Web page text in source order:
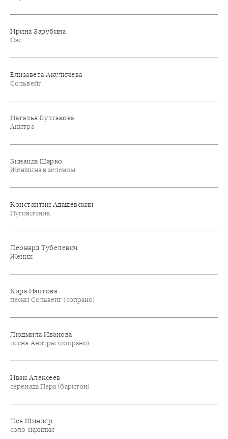
Ирина Зарубина
Озе
Елизавета Акуличева
Сольвейг
Наталья Булгакова
Анитра
Зинаида Шарко
Женщина в зеленом
Константин Адашевский
Пуговичник
Леонард Тубелевич
Жених
Кира Изотова
песни Сольвейг (сопрано)
Людмила Иванова
песня Анитры (сопрано)
Иван Алексеев
серенада Пера (баритон)
Лев Шиндер
соло скрипки